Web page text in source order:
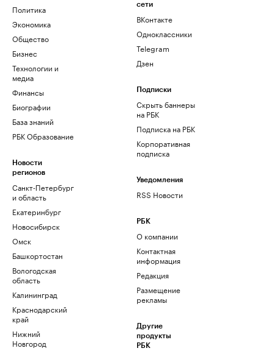
Политика
Экономика
Общество
Бизнес
Технологии и
медиа
Финансы
Биографии
База знаний
РБК Образование
Новости
регионов
Санкт-Петербург
и область
Екатеринбург
Новосибирск
Омск
Башкортостан
Вологодская
область
Калининград
Краснодарский
край
Нижний
Новгород
сети
ВКонтакте
Одноклассники
Telegram
Дзен
Подписки
Скрыть баннеры
на РБК
Подписка на РБК
Корпоративная
подписка
Уведомления
RSS Новости
РБК
О компании
Контактная
информация
Редакция
Размещение
рекламы
Другие
продукты
РБК